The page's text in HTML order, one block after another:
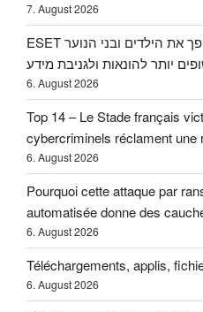
7. August 2026
ESET מתריעה: החופש הגדול הופך את הילדים ובני הנוער
יותר להונאות ולגניבת מידע
6. August 2026
Top 14 – Le Stade français
cybercriminels réclament une
6. August 2026
Pourquoi cette attaque par
automatisée donne des
6. August 2026
Téléchargements, applis,
6. August 2026